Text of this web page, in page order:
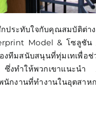
ระทับใจกับคุณสมบัติต่
Model & โซลูชัน
งทีมสนับสนุนที่ทุ่มเทเพื่อช่
งทำให้พวกเขาแนะนำ
นักงานที่ทำงานในอุตสาห